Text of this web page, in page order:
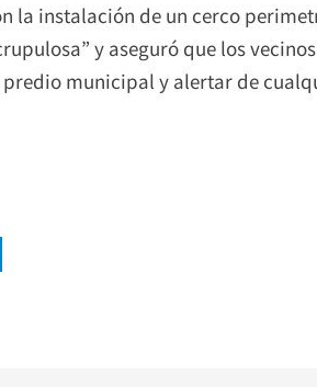
la instalación de un cerco
y aseguró que los
municipal y alertar de